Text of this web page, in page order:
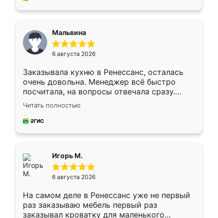
Мальвина
6 августа 2026
Заказывала кухню в Ренессанс, осталась
очень довольна. Менеджер всё быстро
посчитала, на вопросы отвечала сразу.
Замерщик приехал в субботу, подошёл к
делу со всей ответственностью. Собрали
за день, ребята работали аккуратно, даже
Читать полностью
Игорь М.
6 августа 2026
На самом деле в Ренессанс уже не первый
раз заказываю мебель первый раз
заказывал кроватку для маленького